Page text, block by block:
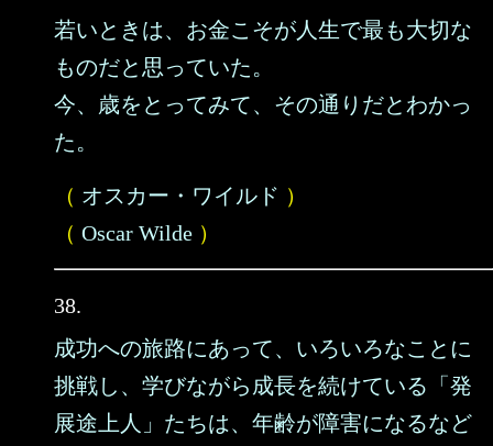
若いときは、お金こそが人生で最も大切な
ものだと思っていた。
今、歳をとってみて、その通りだとわかっ
た。
（ オスカー・ワイルド ）
（ Oscar Wilde ）
38.
成功への旅路にあって、いろいろなことに
挑戦し、学びながら成長を続けている「発
展途上人」たちは、年齢が障害になるなど